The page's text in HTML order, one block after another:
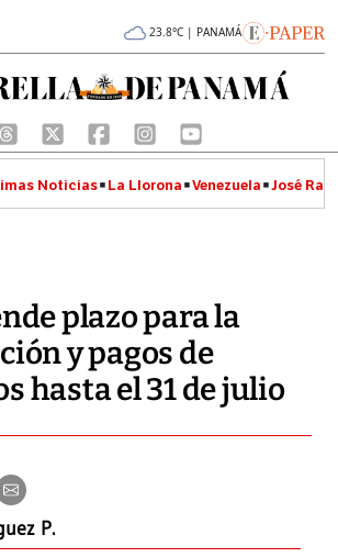
23.8°C | PANAMÁ
Noticias La Llorona Venezuela José
plazo para la
y pagos de
hasta el 31 de julio
P.